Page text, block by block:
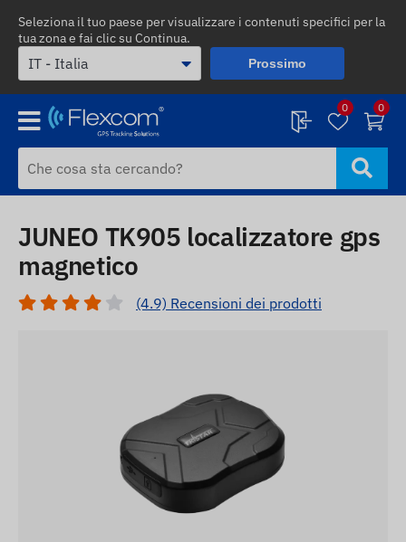
Seleziona il tuo paese per visualizzare i contenuti specifici per la
tua zona e fai clic su Continua.
Prossimo
0 0
JUNEO TK905 localizzatore gps
magnetico
(4.9) Recensioni dei prodotti